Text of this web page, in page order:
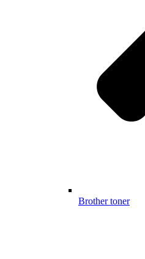
Brother toner